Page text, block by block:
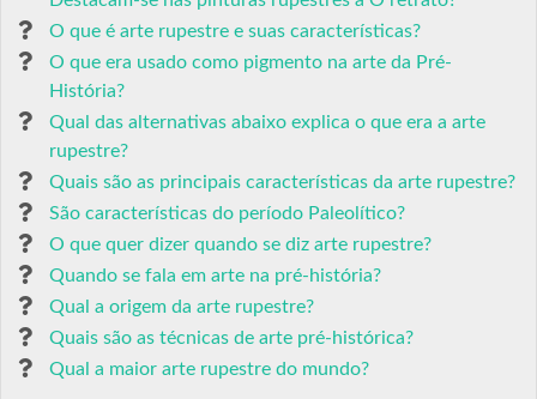
O que é arte rupestre e suas características?
O que era usado como pigmento na arte da Pré-
História?
Qual das alternativas abaixo explica o que era a arte
rupestre?
Quais são as principais características da arte rupestre?
São características do período Paleolítico?
O que quer dizer quando se diz arte rupestre?
Quando se fala em arte na pré-história?
Qual a origem da arte rupestre?
Quais são as técnicas de arte pré-histórica?
Qual a maior arte rupestre do mundo?